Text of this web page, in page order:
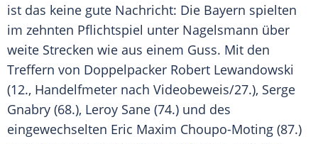
ist das keine gute Nachricht: Die Bayern spielten
im zehnten Pflichtspiel unter Nagelsmann über
weite Strecken wie aus einem Guss. Mit den
Treffern von Doppelpacker Robert Lewandowski
(12., Handelfmeter nach Videobeweis/27.), Serge
Gnabry (68.), Leroy Sane (74.) und des
eingewechselten Eric Maxim Choupo-Moting (87.)